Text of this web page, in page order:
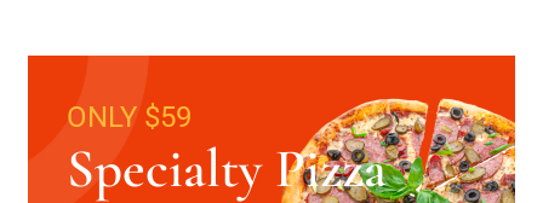
ONLY $59
Specialty Pizza